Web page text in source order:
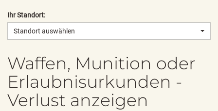
o
Ihr Standort:
Standort auswählen
Waffen, Munition oder
Erlaubnisurkunden -
Verlust anzeigen